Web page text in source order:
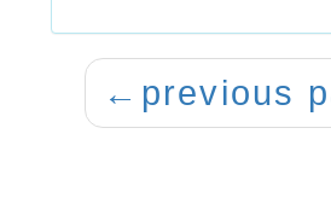
← previous